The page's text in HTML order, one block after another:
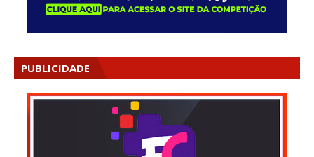
PUBLICIDADE